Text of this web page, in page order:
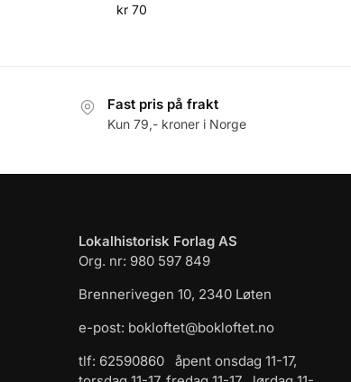
kr70
Fast pris på frakt
Kun 79,- kroner i Norge
Lokalhistorisk Forlag AS
Org. nr: 980 597 849
Brennerivegen 10, 2340 Løten
e-post: bokloftet@bokloftet.no
tlf: 62590860 åpent onsdag 11-17,